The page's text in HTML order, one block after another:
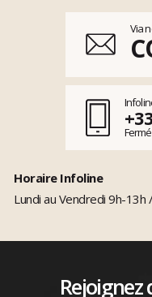
Via
Horaire Infoline
Lundi au Vendredi 9h-13h
Rejoignez